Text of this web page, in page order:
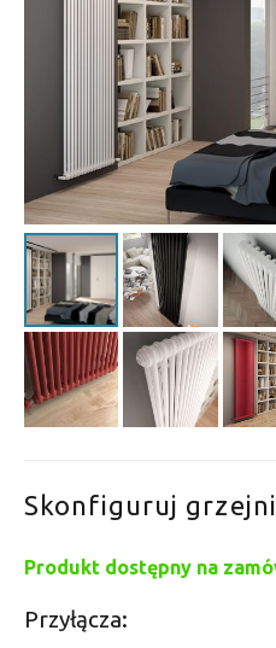
Skonfiguruj
Produkt dostępny na
Przyłącza: